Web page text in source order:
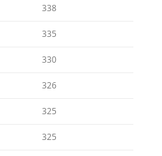
338
335
330
326
325
325